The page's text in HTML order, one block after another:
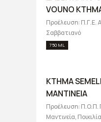
VOUNO
Προέλευση: Π.Γ.Ε.
Σαββατιανό
750 ML
ΚΤΗΜΑ SEMELI
ΜΑΝΤΙΝΕΙΑ
Προέλευση: Π.Ο.Π.
Μαντινεία,